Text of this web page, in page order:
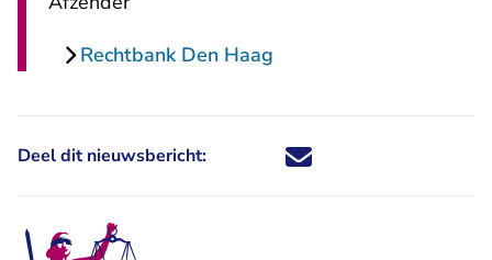
Rechtbank Den Haag
Deel dit nieuwsbericht: Deel dit nieuwsbericht via X -
Deel dit nieuwsbericht via
Deel dit nieuwsbericht
Deel dit